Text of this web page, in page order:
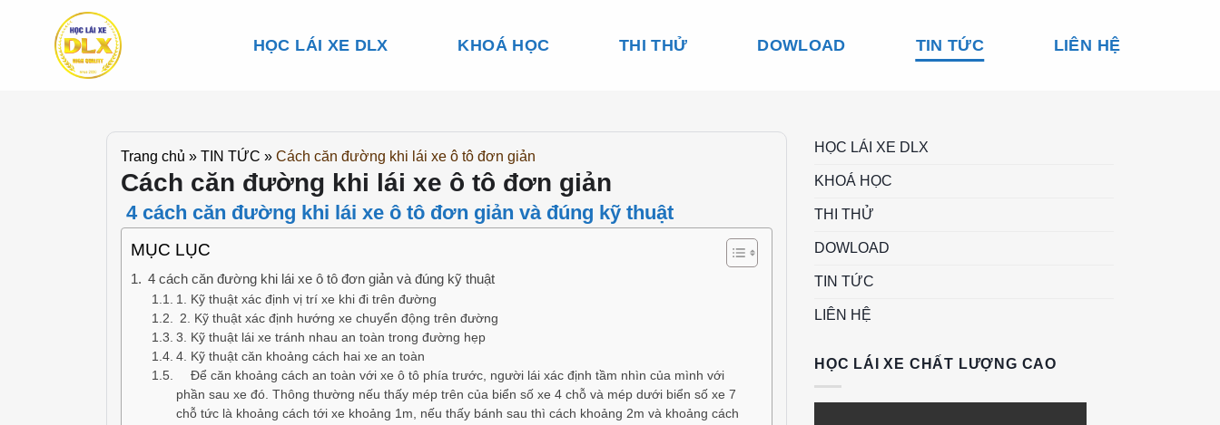
HỌC LÁI XE DLX KHOÁ HỌC THI THỬ DOWLOAD TIN TỨC LIÊN HỆ
Trang chủ » TIN TỨC » Cách căn đường khi lái xe ô tô đơn giản
Cách căn đường khi lái xe ô tô đơn giản
4 cách căn đường khi lái xe ô tô đơn giản và đúng kỹ thuật
MỤC LỤC
4 cách căn đường khi lái xe ô tô đơn giản và đúng kỹ thuật
1. Kỹ thuật xác định vị trí xe khi đi trên đường
2. Kỹ thuật xác định hướng xe chuyển động trên đường
3. Kỹ thuật lái xe tránh nhau an toàn trong đường hẹp
4. Kỹ thuật căn khoảng cách hai xe an toàn
Để căn khoảng cách an toàn với xe ô tô phía trước, người lái xác định tầm nhìn của mình với
phần sau xe đó. Thông thường nếu thấy mép trên của biển số xe 4 chỗ và mép dưới biển số xe 7
chỗ tức là khoảng cách tới xe khoảng 1m, nếu thấy bánh sau thì cách khoảng 2m và khoảng cách
HỌC LÁI XE DLX
KHOÁ HỌC
THI THỬ
DOWLOAD
TIN TỨC
LIÊN HỆ
HỌC LÁI XE CHẤT LƯỢNG CAO